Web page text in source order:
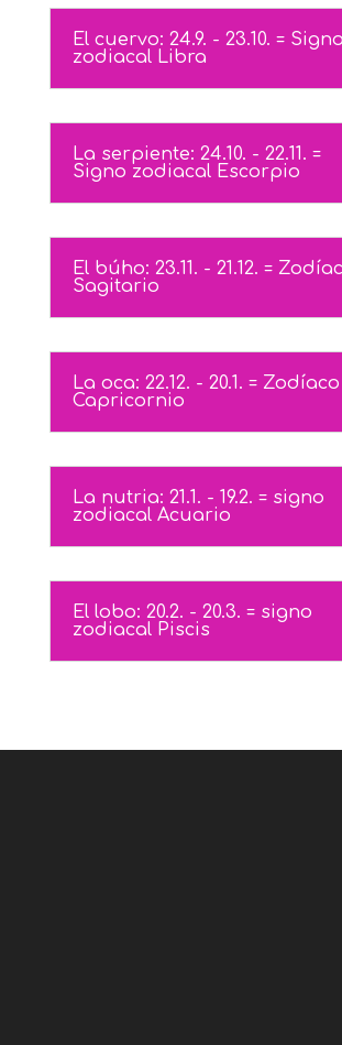
El cuervo: 24.9. - 23.10. = Signo
zodiacal Libra
La serpiente: 24.10. - 22.11. =
Signo zodiacal Escorpio
El búho: 23.11. - 21.12. =
Sagitario
La oca: 22.12. - 20.1. = Zodíaco
Capricornio
La nutria: 21.1. - 19.2. = signo
zodiacal Acuario
El lobo: 20.2. - 20.3. = signo
zodiacal Piscis